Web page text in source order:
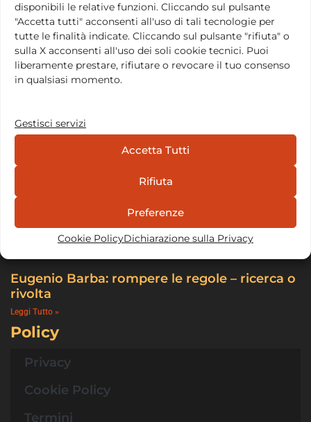
disponibili le relative funzioni. Cliccando sul pulsante
"Accetta tutti" acconsenti all'uso di tali tecnologie per
tutte le finalità indicate. Cliccando sul pulsante "rifiuta" o
sulla X acconsenti all'uso dei soli cookie tecnici. Puoi
liberamente prestare, rifiutare o revocare il tuo consenso
in qualsiasi momento.
Gestisci servizi
Accetta Tutti
Rifiuta
Preferenze
Cookie PolicyDichiarazione sulla Privacy
Location e Contatti
Via Principe Eugenio, 15, 00185 Roma
Email:info@fondazionebarbavarley.org
Eugenio Barba: rompere le regole – ricerca o
rivolta
Leggi Tutto »
Policy
Privacy
Cookie Policy
Termini